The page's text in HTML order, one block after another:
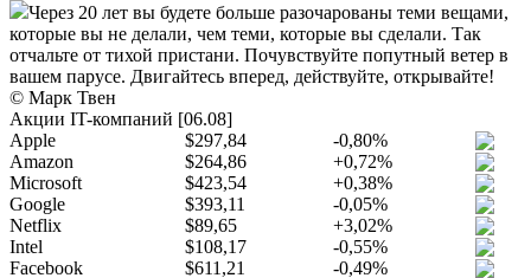
Через 20 лет вы будете больше разочарованы теми вещами,
которые вы не делали, чем теми, которые вы сделали. Так
отчальте от тихой пристани. Почувствуйте попутный ветер в
вашем парусе. Двигайтесь вперед, действуйте, открывайте!
© Марк Твен
Акции IT-компаний [06.08]
Apple
$297,84
-0,80%
Amazon
$264,86
+0,72%
Microsoft
$423,54
+0,38%
Google
$393,11
-0,05%
Netflix
$89,65
+3,02%
Intel
$108,17
-0,55%
Facebook
$611,21 -0,49%